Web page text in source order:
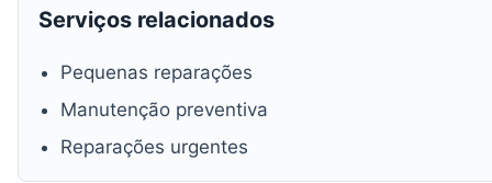
Serviços relacionados
Pequenas reparações
Manutenção preventiva
Reparações urgentes